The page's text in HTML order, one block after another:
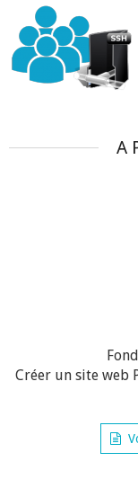
A
Créer un site web